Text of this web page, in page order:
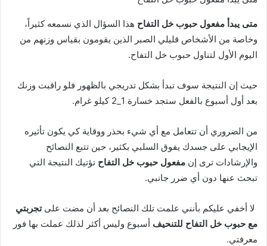
متى يبدأ مفعول حبوب خل التفاح هذا السؤال الذي نسمعه كثيراً،
وخاصة من الأشخاص قليلي الصبر الذين يقومون بقياس وزنهم من
اليوم الأول لتناول حبوب خل التفاح.
حيث إن النتيجة سوف تبدأ بشكل تدريجي بالظهور فلو راقبت وزنك
بعد أول أسبوع بالفعل ستجد خسارة 1_2 كيلو غرام.
من الضروري أن تتعامل مع أي شيء بحذر ووقاية كي يكون تأثيره
الإيجابي على جسدك يفوق السلبي بكثير، حين تتبع النصائح
والإرشادات ترى إن مفعول حبوب خل التفاح تؤتيك النتيجة التي
تبحث عنها دون أي ضرر جانبي.
لا أخفي عليكم بأنني علمت تلك النصائح بعد أن مضت علىتجربتي
مع حبوب خل التفاح للتنحيف أسبوع وليس أكثر لذلك عملت بها فور
معرفتي.